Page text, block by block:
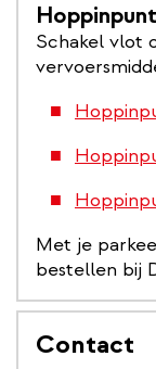
Schakel vlot
Met je
bestellen bij
Contact